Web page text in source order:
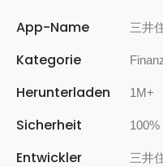
App-Name 三井
Kategorie
Herunterladen 1M+
Sicherheit
Entwickler 三井